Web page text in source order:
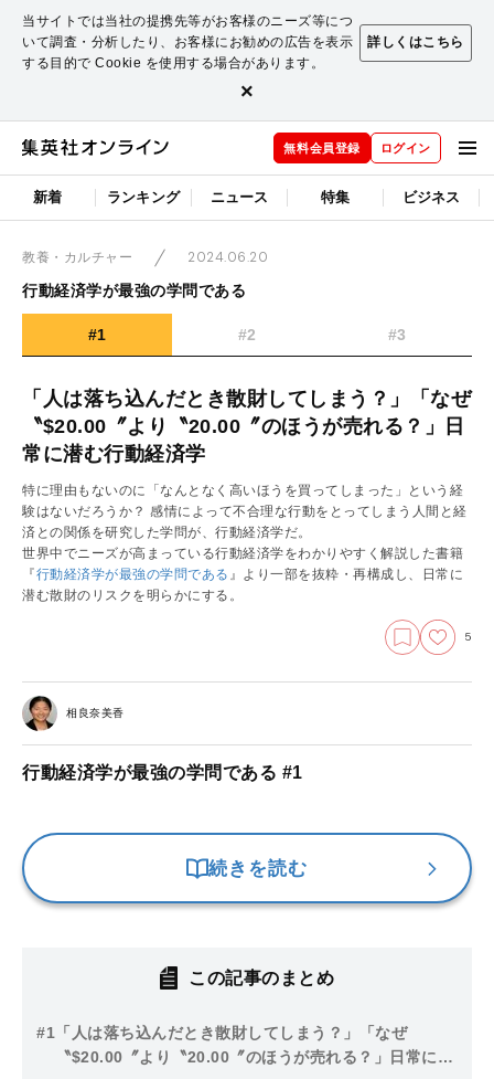
当サイトでは当社の提携先等がお客様のニーズ等につ
いて調査・分析したり、お客様にお勧めの広告を表示
する目的で Cookie を使用する場合があります。
詳しくはこちら
×
無料会員登録 ログイン
新着 ランキング ニュース 特集 ビジネス
教養・カルチャー
2024.06.20
行動経済学が最強の学問である
#1 #2 #3
「人は落ち込んだとき散財してしまう？」「なぜ
〝$20.00〞より〝20.00〞のほうが売れる？」日
常に潜む行動経済学
特に理由もないのに「なんとなく高いほうを買ってしまった」という経
験はないだろうか？ 感情によって不合理な行動をとってしまう人間と経
済との関係を研究した学問が、行動経済学だ。
世界中でニーズが高まっている行動経済学をわかりやすく解説した書籍
『行動経済学が最強の学問である 』より一部を抜粋・再構成し、日常に
潜む散財のリスクを明らかにする。
5
相良奈美香
行動経済学が最強の学問である #1
続きを読む
この記事のまとめ
#1 「人は落ち込んだとき散財してしまう？」「なぜ
〝$20.00〞より〝20.00〞のほうが売れる？」日常に潜